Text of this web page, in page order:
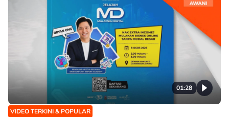
01:28
VIDEO TERKINI & POPULAR